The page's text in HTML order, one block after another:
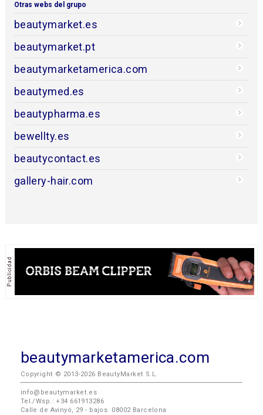
Otras webs del grupo
beautymarket.es
beautymarket.pt
beautymarketamerica.com
beautymed.es
beautypharma.es
bewellty.es
beautycontact.es
gallery-hair.com
beautymarketamerica.com
Copyright © 2013-2026 BeautyMarket S.L.
info@beautymarket.es
Tel./Wsp.: +34 661913286
Calle de Avinyó, 29 - bajos. 08002 Barcelona